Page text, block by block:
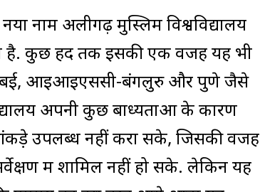
नाम अलीगढ़ मुस्लिम विश्वविद्यालय
है. कुछ हद तक इसकी एक वजह यह भी
आइआइएससी-बंगलुरु और पुणे जैसे
अपनी कुछ बाध्यताओं के कारण
उपलब्ध नहीं करा सके, जिसकी वजह
में शामिल नहीं हो सके. लेकिन यह